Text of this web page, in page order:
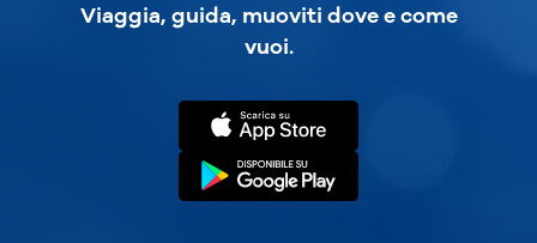
Viaggia, guida, muoviti dove e come
vuoi.